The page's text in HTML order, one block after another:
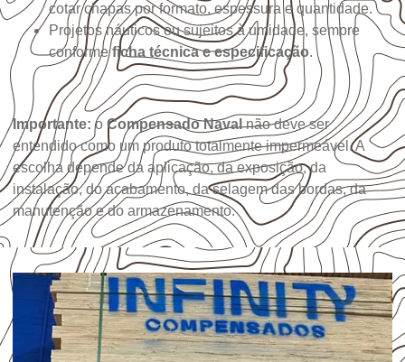
cotar chapas por formato, espessura e quantidade.
Projetos náuticos ou sujeitos à umidade, sempre
conformeficha técnica e especificação.
Importante: o Compensado Navalnão deve ser
entendido como um produto totalmente impermeável. A
escolha depende da aplicação, da exposição, da
instalação, do acabamento, da selagem das bordas, da
manutenção e do armazenamento.